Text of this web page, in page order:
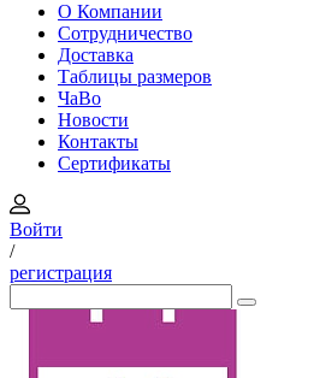
О Компании
Сотрудничество
Доставка
Таблицы размеров
ЧаВо
Новости
Контакты
Сертификаты
Войти
/
регистрация